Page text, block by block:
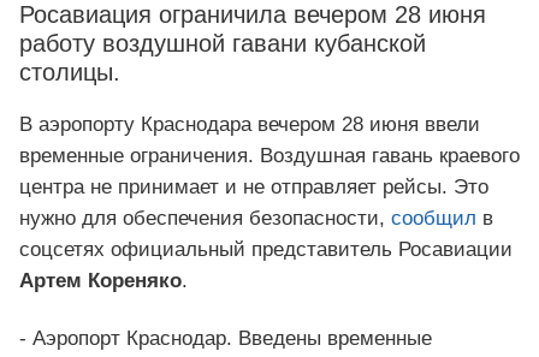
Росавиация ограничила вечером 28 июня
работу воздушной гавани кубанской
столицы.
В аэропорту Краснодара вечером 28 июня ввели
временные ограничения. Воздушная гавань краевого
центра не принимает и не отправляет рейсы. Это
нужно для обеспечения безопасности, сообщил в
соцсетях официальный представитель Росавиации
Артем Кореняко.
- Аэропорт Краснодар. Введены временные